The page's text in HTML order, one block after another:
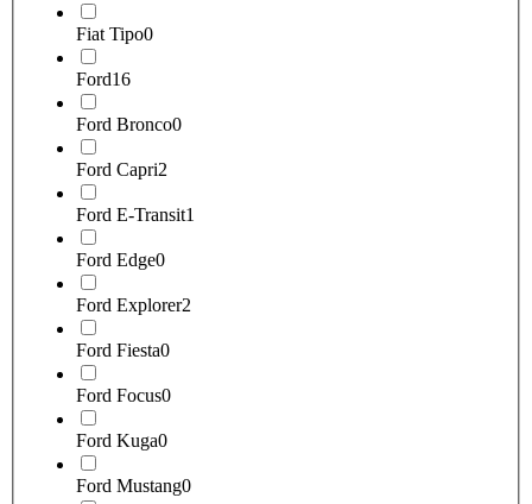
Fiat Tipo0
Ford16
Ford Bronco0
Ford Capri2
Ford E-Transit1
Ford Edge0
Ford Explorer2
Ford Fiesta0
Ford Focus0
Ford Kuga0
Ford Mustang0